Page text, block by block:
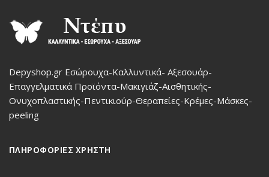
Depyshop.gr Εσώρουχα-Καλλυντικά- Αξεσουάρ-
Επαγγελματικά Προϊόντα-Μακιγιάζ-Αισθητικής-
Ονυχοπλαστικής-Πεντικιούρ-Θεραπείες-Κρέμες-Μάσκες-
peeling
ΠΛΗΡΟΦΟΡΙΕΣ ΧΡΗΣΤΗ